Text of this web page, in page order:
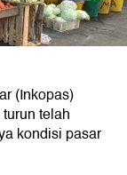
(Inkopas)
telah
kondisi pasar